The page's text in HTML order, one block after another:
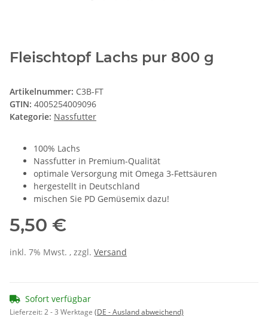
Fleischtopf Lachs pur 800 g
Artikelnummer: C3B-FT
GTIN: 4005254009096
Kategorie: Nassfutter
100% Lachs
Nassfutter in Premium-Qualität
optimale Versorgung mit Omega 3-Fettsäuren
hergestellt in Deutschland
mischen Sie PD Gemüsemix dazu!
5,50 €
inkl. 7% Mwst. , zzgl. Versand
Sofort verfügbar
Lieferzeit:2 - 3 Werktage (DE - Ausland abweichend)